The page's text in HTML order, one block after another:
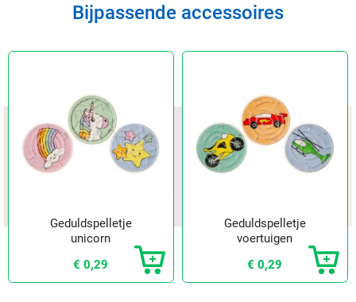
Bijpassende accessoires
Geduldspelletje
unicorn
€ 0,29
Geduldspelletje
voertuigen
€ 0,29